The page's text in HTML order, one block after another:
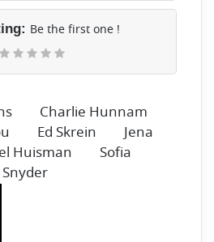
Be the first one !
Charlie Hunnam
Ed Skrein
Jena
Huisman
Sofia